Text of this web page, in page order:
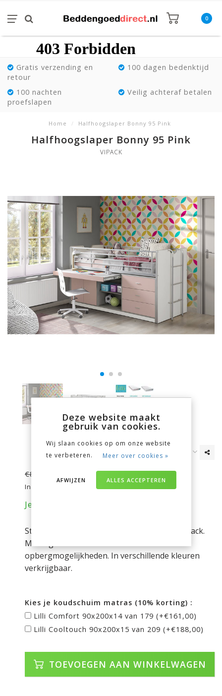
0
Gratis verzending en
retour
100 dagen bedenktijd
100 nachten
proefslapen
Veilig achteraf betalen
Home / Halfhoogslaper Bonny 95 Pink
Halfhoogslaper Bonny 95 Pink
VIPACK
€892,00 €869,00
Incl. btw
Je bespaart nu 23 euro op je aankoop!
Stoere en praktische halfhoogslaper van Vipack.
Met ingebouwd bureau en veel
opbergmogelijkheden. In verschillende kleuren
verkrijgbaar.
Kies je koudschuim matras (10% korting) :
Lilli Comfort 90x200x14 van 179 (+€161,00)
Lilli Cooltouch 90x200x15 van 209 (+€188,00)
TOEVOEGEN AAN WINKELWAGEN
Deze website maakt
gebruik van cookies.
Wij slaan cookies op om onze website
te verbeteren.
Meer over cookies »
ALLES ACCEPTEREN
AFWIJZEN